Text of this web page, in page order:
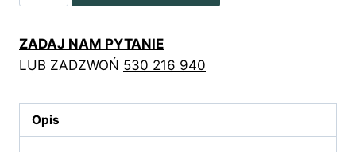
Terminarzyk
fioletowym
marmurkiem
ZADAJ NAM PYTANIE
LUB ZADZWOŃ 530 216 940
Opis